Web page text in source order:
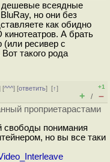
дешевые всеядные
но они без
как обидно
А брать
(или ресивер с
такого рода
[^^^] [ответить][↑]
+1
+ / –
проприетарастами
свободы понимания
но вы все таки